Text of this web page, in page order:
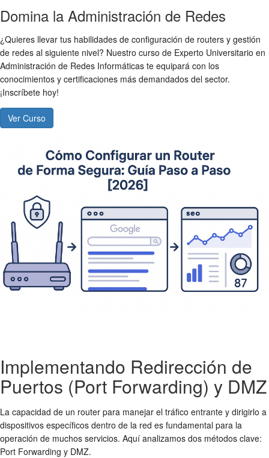
Domina la Administración de Redes
¿Quieres llevar tus habilidades de configuración de routers y gestión
de redes al siguiente nivel? Nuestro curso de Experto Universitario en
Administración de Redes Informáticas te equipará con los
conocimientos y certificaciones más demandados del sector.
¡Inscríbete hoy!
Ver Curso
Implementando Redirección de
Puertos (Port Forwarding) y DMZ
La capacidad de un router para manejar el tráfico entrante y dirigirlo a
dispositivos específicos dentro de la red es fundamental para la
operación de muchos servicios. Aquí analizamos dos métodos clave:
Port Forwarding y DMZ.